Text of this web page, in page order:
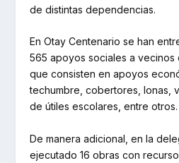
de distintas dependencias.
En Otay Centenario se han
565 apoyos sociales a vecinos
que consisten en apoyos
techumbre, cobertores, lonas,
de útiles escolares, entre otros.
De manera adicional, en la
ejecutado 16 obras con